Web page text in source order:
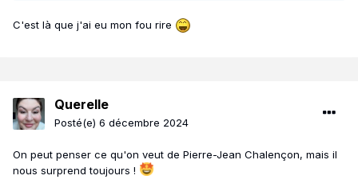
Je chiale.
C'est là que j'ai eu mon fou rire
Querelle
Posté(e) 6 décembre 2024
On peut penser ce qu'on veut de Pierre-Jean Chalençon, mais il
nous surprend toujours !